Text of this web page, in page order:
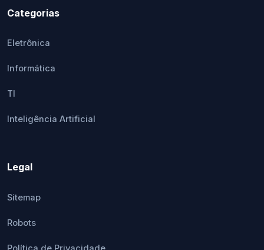
Categorias
Eletrônica
Informática
TI
Inteligência Artificial
Legal
Sitemap
Robots